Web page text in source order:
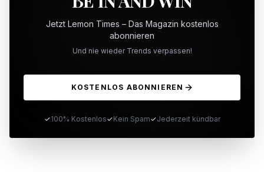
Jetzt Lemon Times – Das Magazin kostenlos
abonnieren
Und nie wieder Trends verpassen!
KOSTENLOS ABONNIEREN
✓100% Kostenlos✓Kein Spam✓Jederzeit kündbar